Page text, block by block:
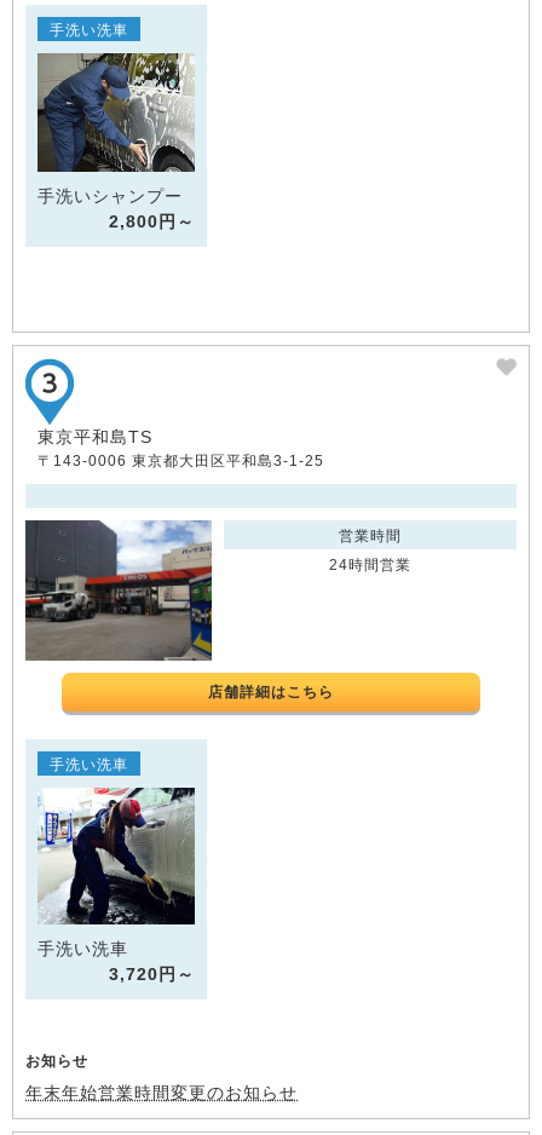
手洗い洗車
手洗いシャンプー
2,800円～
東京平和島TS
〒143-0006 東京都大田区平和島3-1-25
営業時間
24時間営業
店舗詳細はこちら
手洗い洗車
手洗い洗車
3,720円～
お知らせ
年末年始営業時間変更のお知らせ